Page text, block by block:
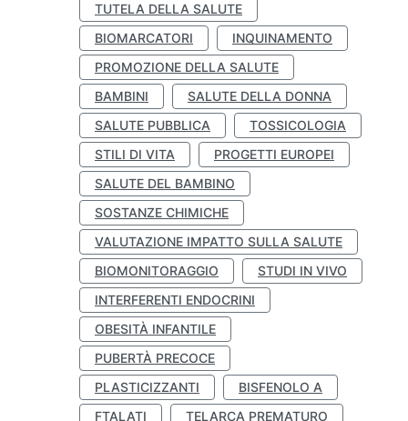
TUTELA DELLA SALUTE
BIOMARCATORI
INQUINAMENTO
PROMOZIONE DELLA SALUTE
BAMBINI
SALUTE DELLA DONNA
SALUTE PUBBLICA
TOSSICOLOGIA
STILI DI VITA
PROGETTI EUROPEI
SALUTE DEL BAMBINO
SOSTANZE CHIMICHE
VALUTAZIONE IMPATTO SULLA SALUTE
BIOMONITORAGGIO
STUDI IN VIVO
INTERFERENTI ENDOCRINI
OBESITÀ INFANTILE
PUBERTÀ PRECOCE
PLASTICIZZANTI
BISFENOLO A
FTALATI
TELARCA PREMATURO